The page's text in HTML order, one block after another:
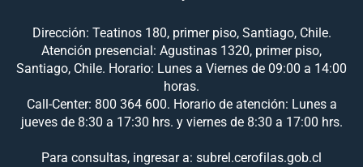
Dirección: Teatinos 180, primer piso, Santiago, Chile.
Atención presencial: Agustinas 1320, primer piso,
Santiago, Chile. Horario: Lunes a Viernes de 09:00 a 14:00
horas.
Call-Center: 800 364 600. Horario de atención: Lunes a
jueves de 8:30 a 17:30 hrs. y viernes de 8:30 a 17:00 hrs.
Para consultas, ingresar a: subrel.cerofilas.gob.cl